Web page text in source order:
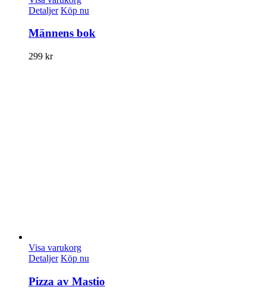
Detaljer Köp nu
Männens bok
299 kr
Visa varukorg
Detaljer Köp nu
Pizza av Mastio